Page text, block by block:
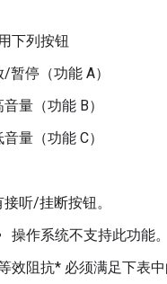
下列按钮
暂停（功能 A）
量（功能 B）
量（功能 C）
听/挂断按钮。
操作系统不支持此功能。
效阻抗* 必须满足下表中